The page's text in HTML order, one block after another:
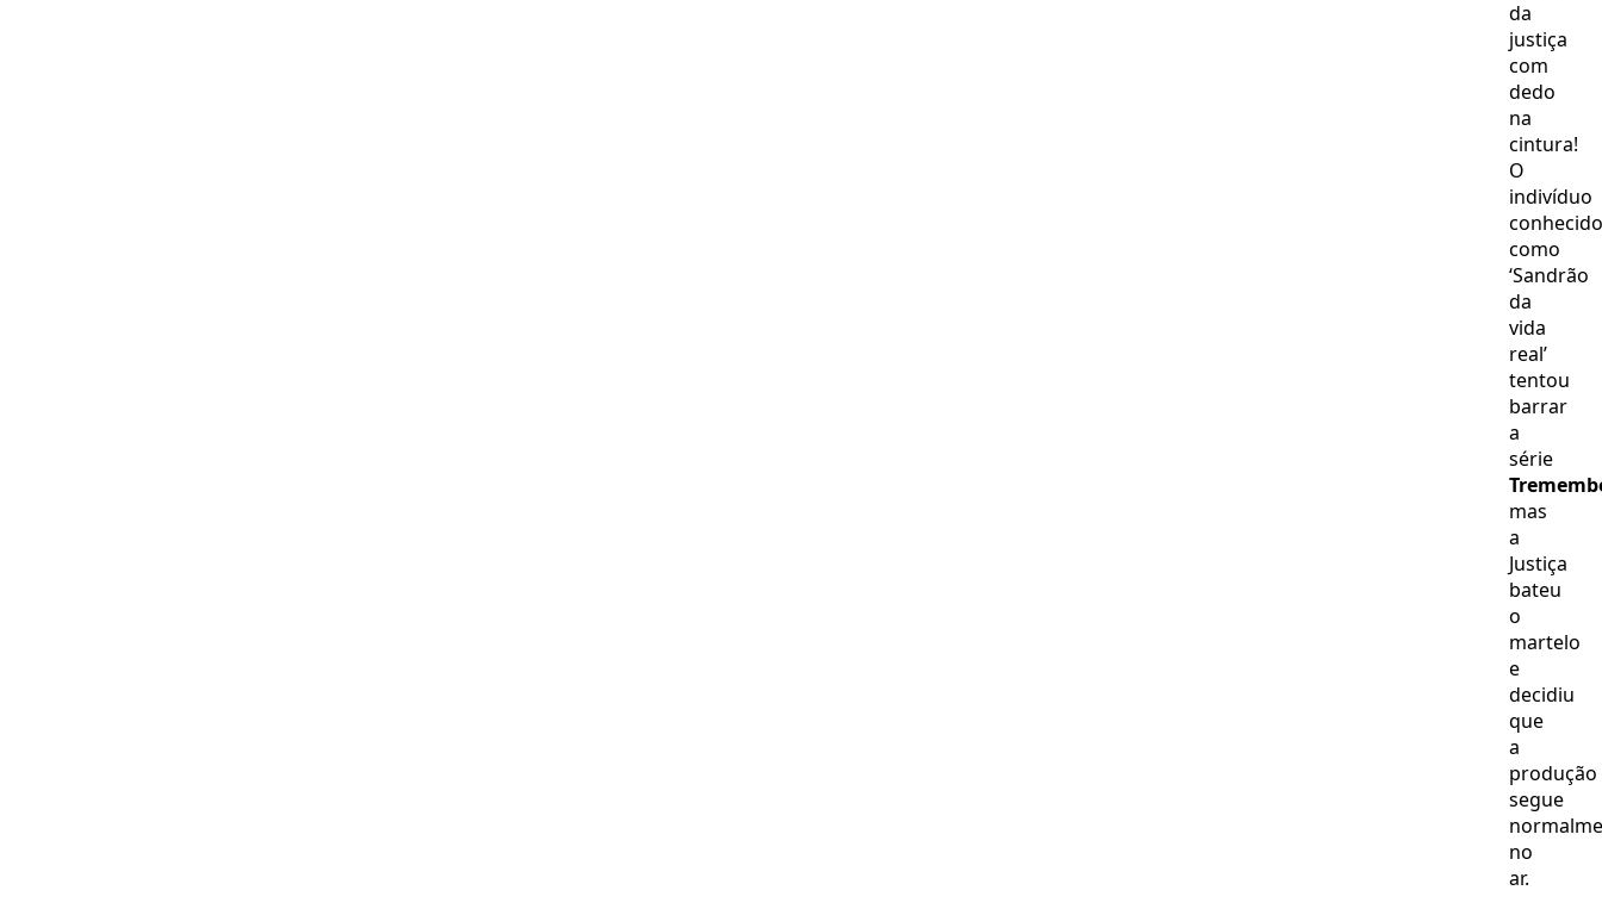
da
justiça
com
dedo
na
cintura!
O
indivíduo
conhecido
como
‘Sandrão
da
vida
real’
tentou
barrar
a
série
mas
a
Justiça
bateu
o
martelo
e
decidiu
que
a
produção
segue
no
ar.
‘Coisa
do